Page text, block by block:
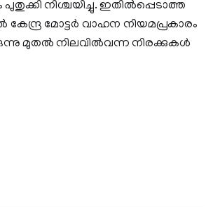
നിശ്ചയിച്ചു. ഇതില്‍പ്പെടാത്ത
കേന്ദ്ര മോട്ടര്‍ വാഹന നിയമപ്രകാരം
മുതല്‍ നിലവില്‍വന്ന നിരക്കുകള്‍